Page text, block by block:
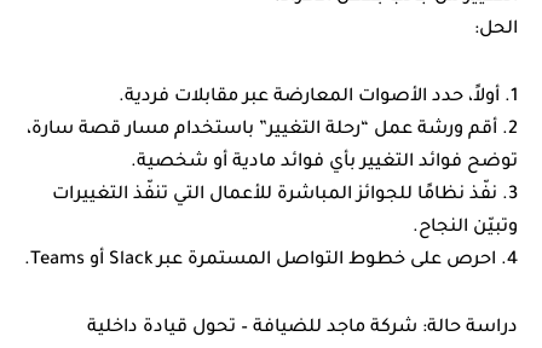
الحل:
1. أولاً، حدد الأصوات المعارضة عبر مقابلات فردية.
2. أقم ورشة عمل “رحلة التغيير” باستخدام مسار قصة سارة،
توضح فوائد التغيير بأي فوائد مادية أو شخصية.
3. نفّذ نظامًا للجوائز المباشرة للأعمال التي تنفّذ التغييرات
وتبيّن النجاح.
4. احرص على خطوط التواصل المستمرة عبر Slack أو Teams.
دراسة حالة: شركة ماجد للضيافة – تحول قيادة داخلية